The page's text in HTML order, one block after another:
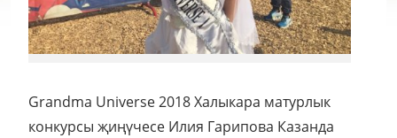
Grandma Universe 2018 Халыкара матурлык
конкурсы җиңүчесе Илия Гарипова Казанда